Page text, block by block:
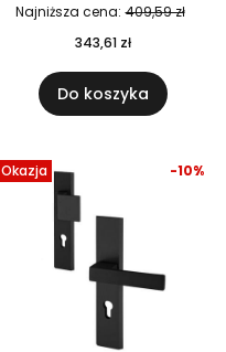
Najniższa cena: 409,59 zł
343,61 zł
Do koszyka
Okazja -10%